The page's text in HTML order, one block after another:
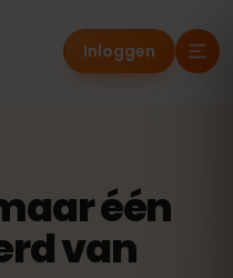
Inloggen
één
van